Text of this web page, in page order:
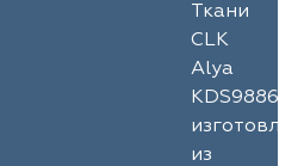
Ткани
CLK
Alya
KDS9886
из